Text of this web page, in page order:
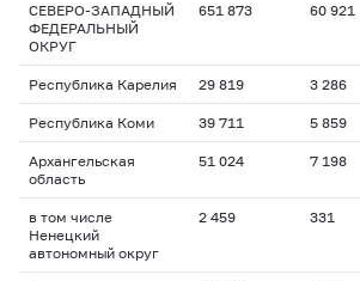
СЕВЕРО-ЗАПАДНЫЙ
ФЕДЕРАЛЬНЫЙ
ОКРУГ
651 873 60 921
Республика Карелия 29 819 3 286
Республика Коми 39 711 5 859
Архангельская
область
51 024 7 198
в том числе
Ненецкий
автономный округ
2 459 331